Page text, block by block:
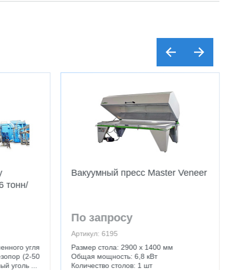
тонн/
угля
(2-50
уголь ...
Вакуумный пресс Master Veneer
По запросу
Артикул: 6195
Размер стола: 2900 х 1400 мм
Общая мощность: 6,8 кВт
Количество столов: 1 шт